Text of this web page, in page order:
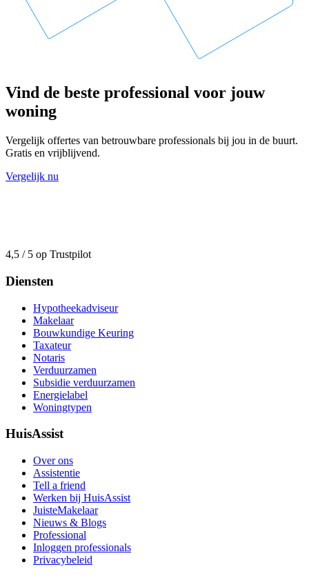
Vind de beste professional voor jouw
woning
Vergelijk offertes van betrouwbare professionals bij jou in de buurt.
Gratis en vrijblijvend.
Vergelijk nu
4,5 / 5 op Trustpilot
Diensten
Hypotheekadviseur
Makelaar
Bouwkundige Keuring
Taxateur
Notaris
Verduurzamen
Subsidie verduurzamen
Energielabel
Woningtypen
HuisAssist
Over ons
Assistentie
Tell a friend
Werken bij HuisAssist
JuisteMakelaar
Nieuws & Blogs
Professional
Inloggen professionals
Privacybeleid